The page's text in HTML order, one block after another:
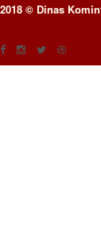
2018 © Dinas